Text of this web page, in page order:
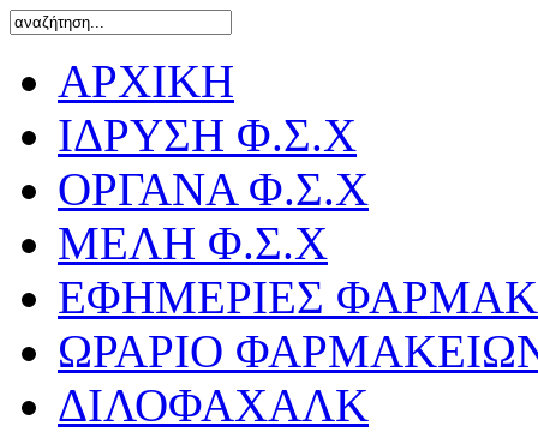
ΑΡΧΙΚΗ
ΙΔΡΥΣΗ Φ.Σ.Χ
ΟΡΓΑΝΑ Φ.Σ.Χ
ΜΕΛΗ Φ.Σ.Χ
ΕΦΗΜΕΡΙΕΣ
ΩΡΑΡΙΟ
ΔΙΛΟΦΑΧΑΛΚ